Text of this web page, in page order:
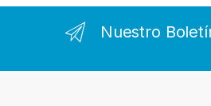
d
C
Nuestro